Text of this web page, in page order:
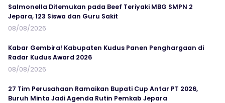
Salmonella Ditemukan pada Beef Teriyaki MBG SMPN 2
Jepara, 123 Siswa dan Guru Sakit
08/08/2026
Kabar Gembira! Kabupaten Kudus Panen Penghargaan di
Radar Kudus Award 2026
08/08/2026
27 Tim Perusahaan Ramaikan Bupati Cup Antar PT 2026,
Buruh Minta Jadi Agenda Rutin Pemkab Jepara